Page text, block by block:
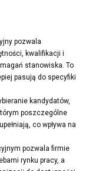
pozwala
kwalifikacji i
stanowiska. To
pasują do specyfiki
kandydatów,
poszczególne
co wpływa na
pozwala firmie
rynku pracy, a